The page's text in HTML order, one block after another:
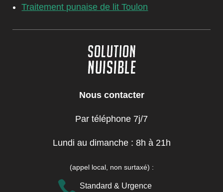
Traitement punaise de lit Toulon
Nous contacter
Par téléphone 7j/7
Lundi au dimanche : 8h à 21h
(appel local, non surtaxé) :
Standard & Urgence